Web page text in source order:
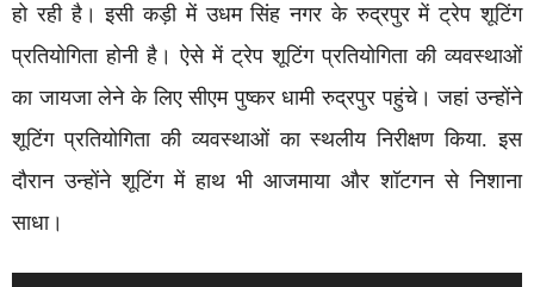
हो रही है। इसी कड़ी में उधम सिंह नगर के रुद्रपुर में ट्रेप शूटिंग
प्रतियोगिता होनी है। ऐसे में ट्रेप शूटिंग प्रतियोगिता की व्यवस्थाओं
का जायजा लेने के लिए सीएम पुष्कर धामी रुद्रपुर पहुंचे। जहां उन्होंने
शूटिंग प्रतियोगिता की व्यवस्थाओं का स्थलीय निरीक्षण किया. इस
दौरान उन्होंने शूटिंग में हाथ भी आजमाया और शॉटगन से निशाना
साधा।